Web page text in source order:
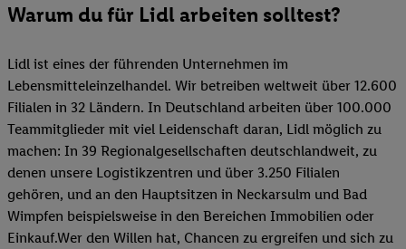
Warum du für Lidl arbeiten solltest?
Lidl ist eines der führenden Unternehmen im
Lebensmitteleinzelhandel. Wir betreiben weltweit über 12.600
Filialen in 32 Ländern. In Deutschland arbeiten über 100.000
Teammitglieder mit viel Leidenschaft daran, Lidl möglich zu
machen: In 39 Regionalgesellschaften deutschlandweit, zu
denen unsere Logistikzentren und über 3.250 Filialen
gehören, und an den Hauptsitzen in Neckarsulm und Bad
Wimpfen beispielsweise in den Bereichen Immobilien oder
Einkauf.Wer den Willen hat, Chancen zu ergreifen und sich zu